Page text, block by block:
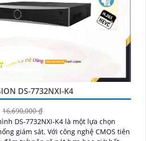
DS-7732NXI-K4
16,690,000 ₫
DS-7732NXI-K4 là một lựa chọn
công nghệ CMOS tiên